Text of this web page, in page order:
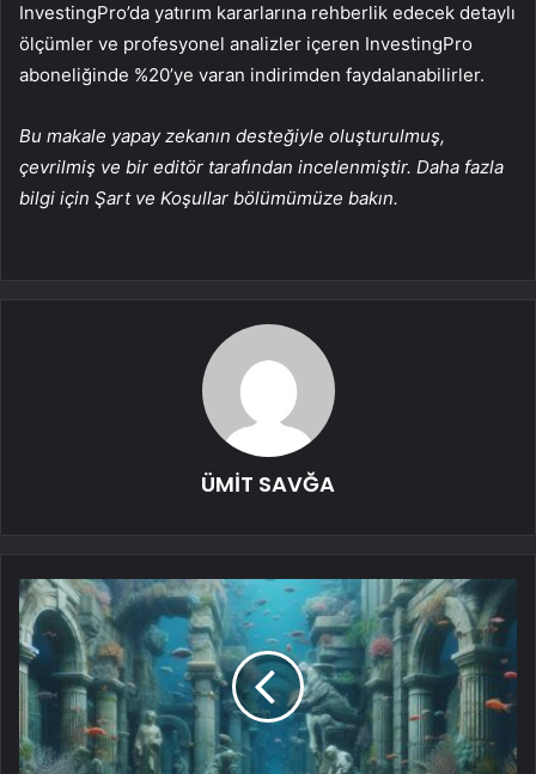
InvestingPro’da yatırım kararlarına rehberlik edecek detaylı
ölçümler ve profesyonel analizler içeren InvestingPro
aboneliğinde %20’ye varan indirimden faydalanabilirler.
Bu makale yapay zekanın desteğiyle oluşturulmuş,
çevrilmiş ve bir editör tarafından incelenmiştir. Daha fazla
bilgi için Şart ve Koşullar bölümümüze bakın.
ÜMİT SAVĞA